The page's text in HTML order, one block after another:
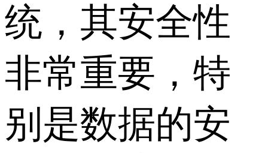
统，其安全性
非常重要，特
别是数据的安